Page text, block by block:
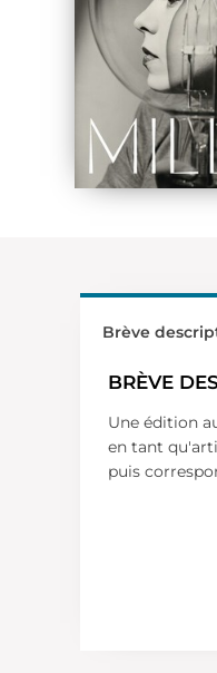
Brève
BRÈVE
Une édition
en tant
puis